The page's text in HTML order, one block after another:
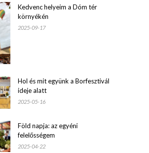
Kedvenc helyeim a Dóm tér
környékén
2025-09-17
Hol és mit együnk a Borfesztivál
ideje alatt
2025-05-16
Föld napja: az egyéni
felelősségem
2025-04-22